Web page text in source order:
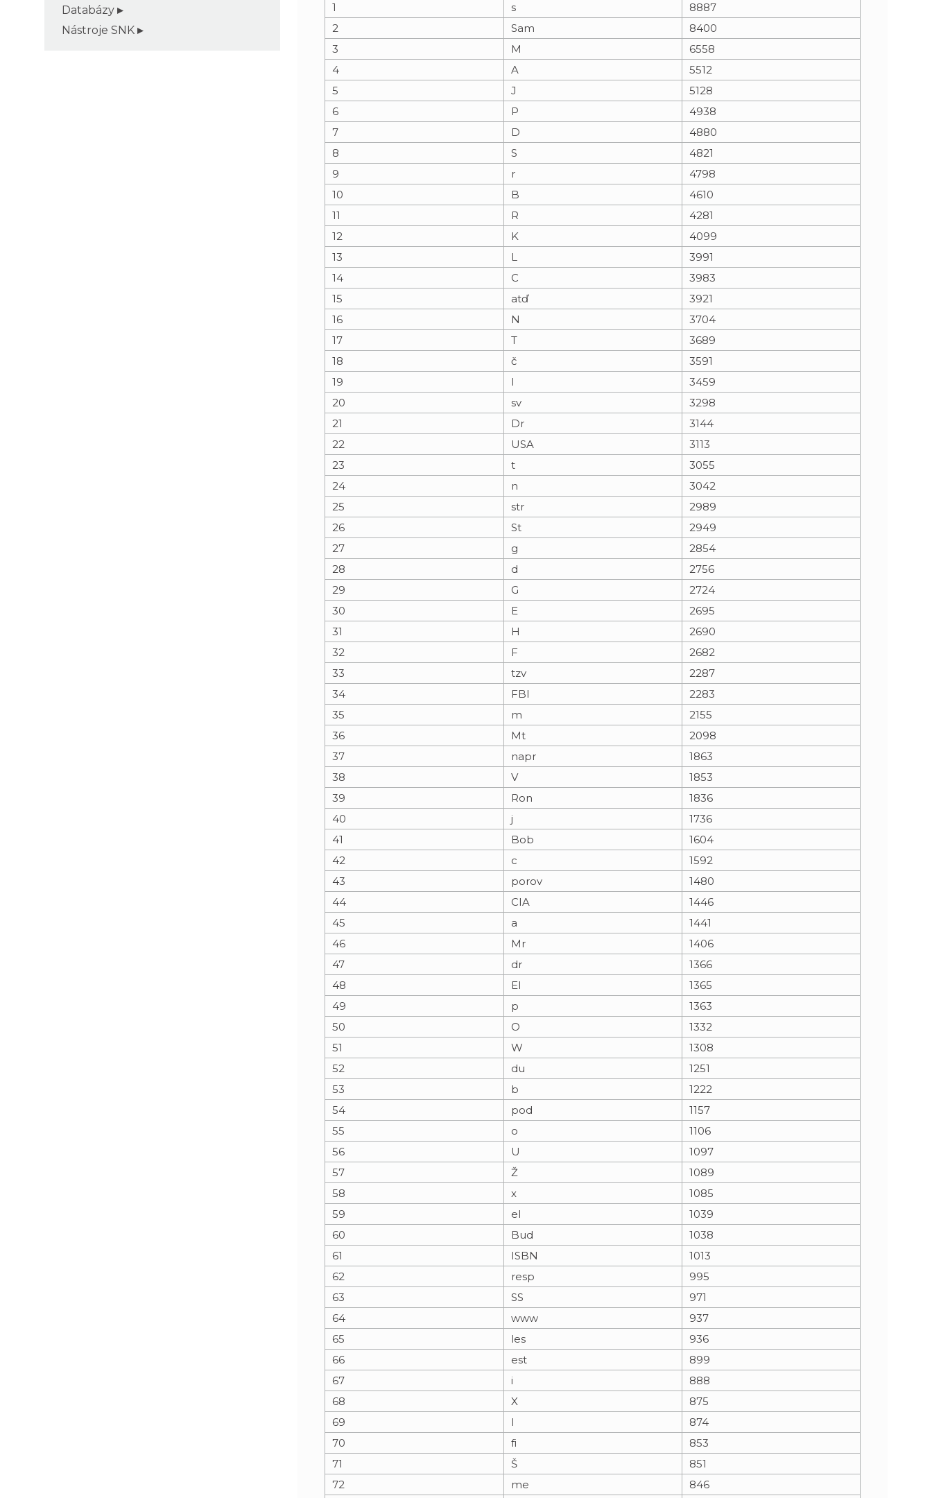
e
t
Databázy
Nástroje SNK
1
s
8887
2
Sam
8400
3
M
6558
4
A
5512
5
J
5128
6
P
4938
7
D
4880
8
S
4821
9
r
4798
10
B
4610
11
R
4281
12
K
4099
13
L
3991
14
C
3983
15
atď
3921
16
N
3704
17
T
3689
18
č
3591
19
l
3459
20
sv
3298
21
Dr
3144
22
USA
3113
23
t
3055
24
n
3042
25
str
2989
26
St
2949
27
g
2854
28
d
2756
29
G
2724
30
E
2695
31
H
2690
32
F
2682
33
tzv
2287
34
FBI
2283
35
m
2155
36
Mt
2098
37
napr
1863
38
V
1853
39
Ron
1836
40
j
1736
41
Bob
1604
42
c
1592
43
porov
1480
44
CIA
1446
45
a
1441
46
Mr
1406
47
dr
1366
48
El
1365
49
p
1363
50
O
1332
51
W
1308
52
du
1251
53
b
1222
54
pod
1157
55
o
1106
56
U
1097
57
Ž
1089
58
x
1085
59
el
1039
60
Bud
1038
61
ISBN
1013
62
resp
995
63
SS
971
64
www
937
65
les
936
66
est
899
67
i
888
68
X
875
69
I
874
70
fi
853
71
Š
851
72
me
846